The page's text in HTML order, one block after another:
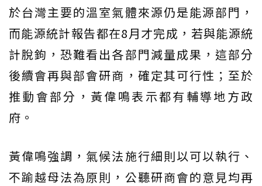
於台灣主要的溫室氣體來源仍是能源部門，
而能源統計報告都在8月才完成，若與能源統
計脫鉤，恐難看出各部門減量成果，這部分
後續會再與部會研商，確定其可行性；至於
推動會部分，黃偉鳴表示都有輔導地方政
府。
黃偉鳴強調，氣候法施行細則以可以執行、
不踰越母法為原則，公聽研商會的意見均再